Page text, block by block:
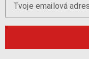
Tvoje emailová